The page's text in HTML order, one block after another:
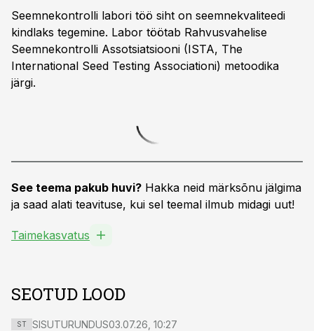
Seemnekontrolli labori töö siht on seemnekvaliteedi
kindlaks tegemine. Labor töötab Rahvusvahelise
Seemnekontrolli Assotsiatsiooni (ISTA, The
International Seed Testing Associationi) metoodika
järgi.
See teema pakub huvi? Hakka neid märksõnu jälgima
ja saad alati teavituse, kui sel teemal ilmub midagi uut!
Taimekasvatus
SEOTUD LOOD
ST SISUTURUNDUS03.07.26, 10:27